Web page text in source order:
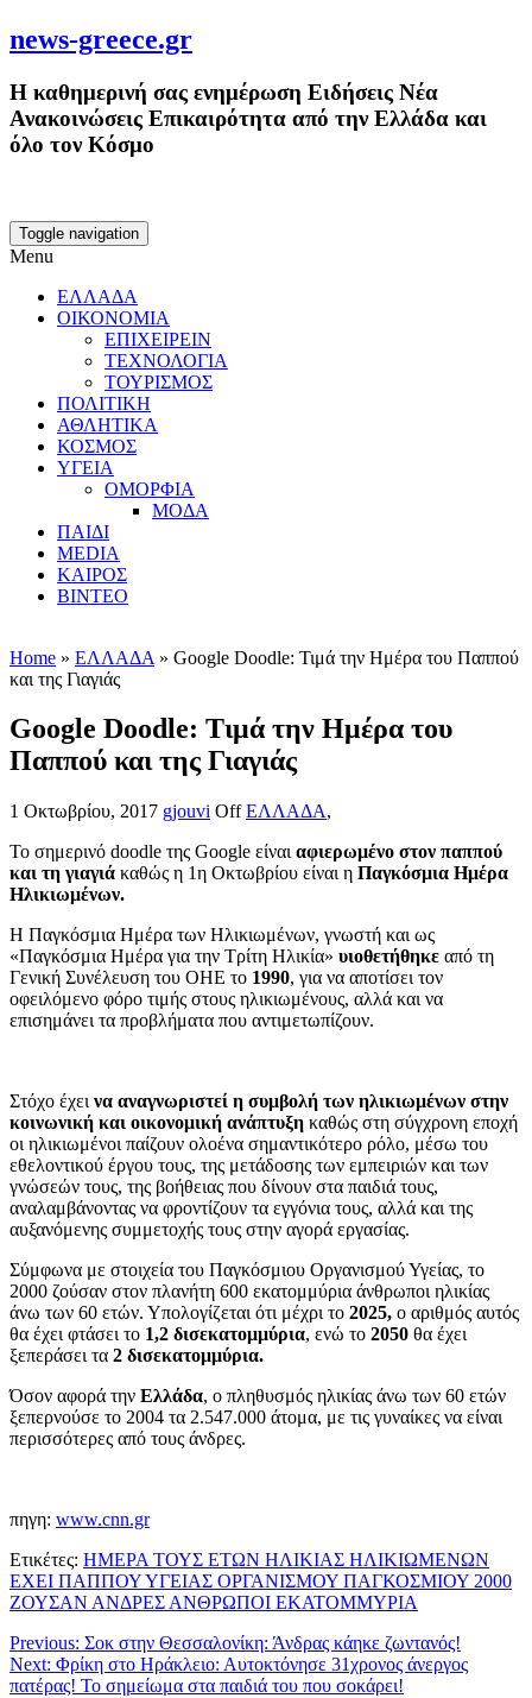
news-greece.gr
Η καθημερινή σας ενημέρωση Ειδήσεις Νέα
Ανακοινώσεις Επικαιρότητα από την Ελλάδα και
όλο τον Κόσμο
Toggle navigation
Menu
ΕΛΛΑΔΑ
ΟΙΚΟΝΟΜΙΑ
ΕΠΙΧΕΙΡΕΙΝ
ΤΕΧΝΟΛΟΓΙΑ
ΤΟΥΡΙΣΜΟΣ
ΠΟΛΙΤΙΚΗ
ΑΘΛΗΤΙΚΑ
ΚΟΣΜΟΣ
ΥΓΕΙΑ
ΟΜΟΡΦΙΑ
ΜΟΔΑ
ΠΑΙΔΙ
MEDIA
ΚΑΙΡΟΣ
ΒΙΝΤΕΟ
Home » ΕΛΛΑΔΑ » Google Doodle: Τιμά την Ημέρα του Παππού
και της Γιαγιάς
Google Doodle: Τιμά την Ημέρα του
Παππού και της Γιαγιάς
1 Οκτωβρίου, 2017 gjouvi Off ΕΛΛΑΔΑ,
Το σημερινό doodle της Google είναι αφιερωμένο στον παππού
και τη γιαγιά καθώς η 1η Οκτωβρίου είναι η Παγκόσμια Ημέρα
Ηλικιωμένων.
Η Παγκόσμια Ημέρα των Ηλικιωμένων, γνωστή και ως
«Παγκόσμια Ημέρα για την Τρίτη Ηλικία» υιοθετήθηκε από τη
Γενική Συνέλευση του ΟΗΕ το 1990, για να αποτίσει τον
οφειλόμενο φόρο τιμής στους ηλικιωμένους, αλλά και να
επισημάνει τα προβλήματα που αντιμετωπίζουν.
Στόχο έχει να αναγνωριστεί η συμβολή των ηλικιωμένων στην
κοινωνική και οικονομική ανάπτυξη καθώς στη σύγχρονη εποχή
οι ηλικιωμένοι παίζουν ολοένα σημαντικότερο ρόλο, μέσω του
εθελοντικού έργου τους, της μετάδοσης των εμπειριών και των
γνώσεών τους, της βοήθειας που δίνουν στα παιδιά τους,
αναλαμβάνοντας να φροντίζουν τα εγγόνια τους, αλλά και της
αυξανόμενης συμμετοχής τους στην αγορά εργασίας.
Σύμφωνα με στοιχεία του Παγκόσμιου Οργανισμού Υγείας, το
2000 ζούσαν στον πλανήτη 600 εκατομμύρια άνθρωποι ηλικίας
άνω των 60 ετών. Υπολογίζεται ότι μέχρι το 2025, ο αριθμός αυτός
θα έχει φτάσει το 1,2 δισεκατομμύρια, ενώ το 2050 θα έχει
ξεπεράσει τα 2 δισεκατομμύρια.
Όσον αφορά την Ελλάδα, ο πληθυσμός ηλικίας άνω των 60 ετών
ξεπερνούσε το 2004 τα 2.547.000 άτομα, με τις γυναίκες να είναι
περισσότερες από τους άνδρες.
πηγη: www.cnn.gr
Ετικέτες: ΗΜΕΡΑ ΤΟΥΣ ΕΤΩΝ ΗΛΙΚΙΑΣ ΗΛΙΚΙΩΜΕΝΩΝ
ΕΧΕΙ ΠΑΠΠΟΥ ΥΓΕΙΑΣ ΟΡΓΑΝΙΣΜΟΥ ΠΑΓΚΟΣΜΙΟΥ 2000
ΖΟΥΣΑΝ ΑΝΔΡΕΣ ΑΝΘΡΩΠΟΙ ΕΚΑΤΟΜΜΥΡΙΑ
Previous: Σοκ στην Θεσσαλονίκη: Άνδρας κάηκε ζωντανός!
Next: Φρίκη στο Ηράκλειο: Αυτοκτόνησε 31χρονος άνεργος
πατέρας! Το σημείωμα στα παιδιά του που σοκάρει!